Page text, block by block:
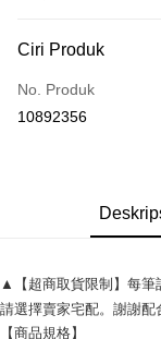
NT$60/pesanan |
付款後全家取貨
7-11取貨付款
NT$60/pesanan |
付款後7-11取貨
NT$60/pesanan |
Ciri Produk
No. Produk
10892356
▲【超商取貨限制】每筆
請選擇賣家宅配。謝謝配
【商品規格】